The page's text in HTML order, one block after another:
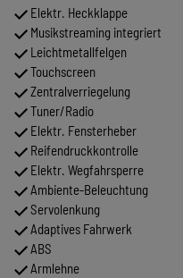
Elektr. Heckklappe
Musikstreaming integriert
Leichtmetallfelgen
Touchscreen
Zentralverriegelung
Tuner/Radio
Elektr. Fensterheber
Reifendruckkontrolle
Elektr. Wegfahrsperre
Ambiente-Beleuchtung
Servolenkung
Adaptives Fahrwerk
ABS
Armlehne